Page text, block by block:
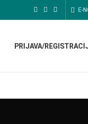
E-
PRIJAVA/